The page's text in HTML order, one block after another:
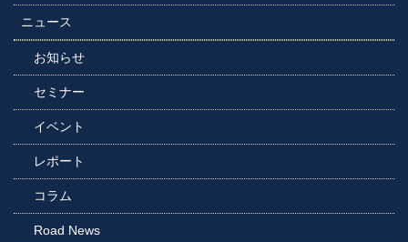
ニュース
お知らせ
セミナー
イベント
レポート
コラム
Road News